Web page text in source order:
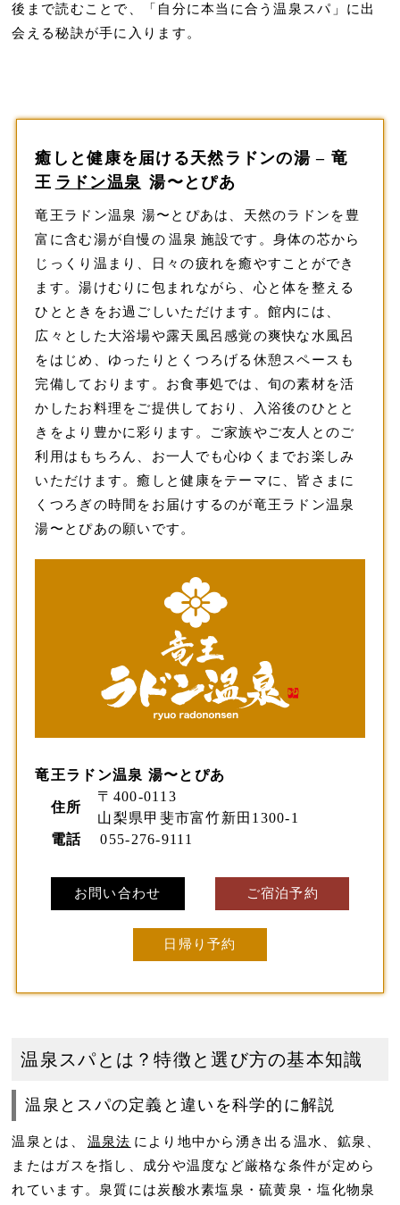
後まで読むことで、「自分に本当に合う温泉スパ」に出
会える秘訣が手に入ります。
癒しと健康を届ける天然ラドンの湯 – 竜
王 ラドン温泉 湯〜とぴあ
竜王ラドン温泉 湯〜とぴあは、天然のラドンを豊
富に含む湯が自慢の 温泉 施設です。身体の芯から
じっくり温まり、日々の疲れを癒やすことができ
ます。湯けむりに包まれながら、心と体を整える
ひとときをお過ごしいただけます。館内には、
広々とした大浴場や露天風呂感覚の爽快な水風呂
をはじめ、ゆったりとくつろげる休憩スペースも
完備しております。お食事処では、旬の素材を活
かしたお料理をご提供しており、入浴後のひとと
きをより豊かに彩ります。ご家族やご友人とのご
利用はもちろん、お一人でも心ゆくまでお楽しみ
いただけます。癒しと健康をテーマに、皆さまに
くつろぎの時間をお届けするのが竜王ラドン温泉
湯〜とぴあの願いです。
竜王ラドン温泉 湯〜とぴあ
住所
〒400-0113
山梨県甲斐市富竹新田1300-1
電話
055-276-9111
お問い合わせ ご宿泊予約
日帰り予約
温泉スパとは？特徴と選び方の基本知識
温泉とスパの定義と違いを科学的に解説
温泉とは、 温泉法 により地中から湧き出る温水、鉱泉、
またはガスを指し、成分や温度など厳格な条件が定めら
れています。泉質には炭酸水素塩泉・硫黄泉・塩化物泉